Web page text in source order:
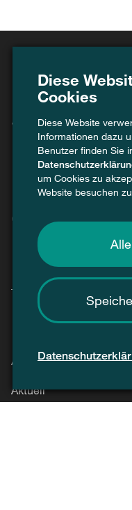
Swiss
Kreislauf
Agenda
Aktuell
Diese
Cookies
Diese Website
Informationen dazu
Benutzer finden Sie
um Cookies zu
Website besuchen